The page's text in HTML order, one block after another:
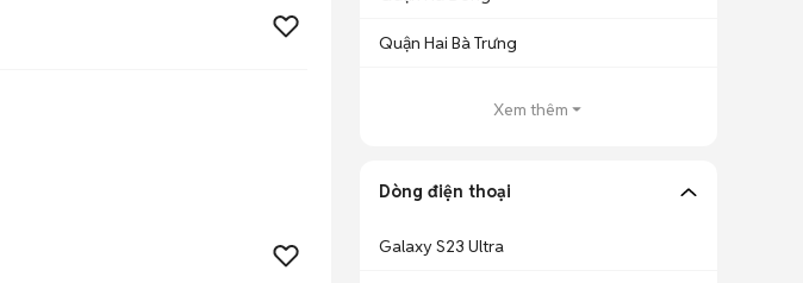
Quận Hai Bà Trưng
Xem thêm
Dòng điện thoại
Galaxy S23 Ultra